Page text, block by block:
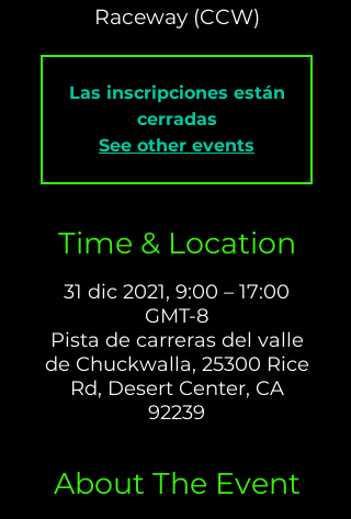
Raceway (CCW)
Las inscripciones están
cerradas
See other events
Time & Location
31 dic 2021, 9:00 – 17:00
GMT-8
Pista de carreras del valle
de Chuckwalla, 25300 Rice
Rd, Desert Center, CA
92239
About The Event